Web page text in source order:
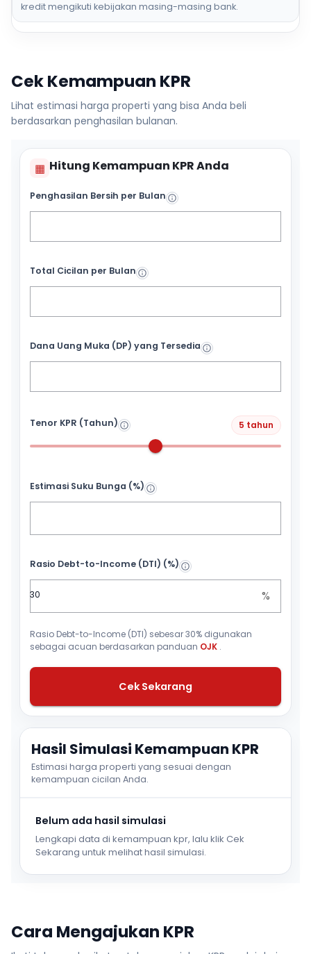
kredit mengikuti kebijakan masing-masing bank.
Cek Kemampuan KPR
Lihat estimasi harga properti yang bisa Anda beli
berdasarkan penghasilan bulanan.
▦ Hitung Kemampuan KPR Anda
Penghasilan Bersih per Bulan
Total Cicilan per Bulan
Dana Uang Muka (DP) yang Tersedia
Tenor KPR (Tahun) 5 tahun
Estimasi Suku Bunga (%)
Rasio Debt-to-Income (DTI) (%)
%
Rasio Debt-to-Income (DTI) sebesar 30% digunakan
sebagai acuan berdasarkan panduan OJK .
Cek Sekarang
Hasil Simulasi Kemampuan KPR
Estimasi harga properti yang sesuai dengan
kemampuan cicilan Anda.
Belum ada hasil simulasi
Lengkapi data di kemampuan kpr, lalu klik Cek
Sekarang untuk melihat hasil simulasi.
Cara Mengajukan KPR